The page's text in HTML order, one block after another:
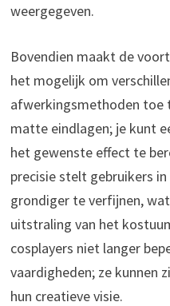
weergegeven.
Bovendien maakt de
het mogelijk om
afwerkingsmethoden toe
matte eindlagen; je kunt
het gewenste effect te
precisie stelt gebruikers
grondiger te verfijnen,
uitstraling van het
cosplayers niet langer
vaardigheden; ze kunnen
hun creatieve visie.